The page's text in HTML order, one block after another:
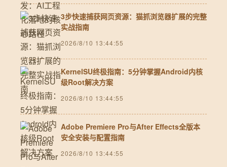
3步快速捕获网页资源：猫抓浏览器扩展的完整
实战指南
2026/8/10 13:44:55
KernelSU终极指南：5分钟掌握Android内核
级Root解决方案
2026/8/10 13:44:55
Adobe Premiere Pro与After Effects全版本
安全安装与配置指南
2026/8/10 13:44:55